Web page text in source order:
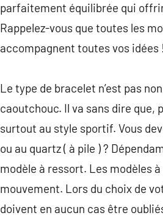
parfaitement équilibrée qui
Rappelez-vous que toutes les
accompagnent toutes vos idées !
Le type de bracelet n’est pas
caoutchouc. Il va sans dire que,
surtout au style sportif. Vous
ou au quartz ( à pile ) ?
modèle à ressort. Les modèles
mouvement. Lors du choix de
doivent en aucun cas être